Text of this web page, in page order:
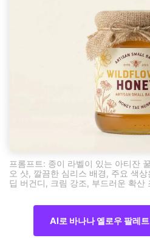
프롬프트: 종이 라벨이 있는 아티잔
오 샷, 깔끔한 심리스 배경, 주요 색
딥 버건디, 크림 강조, 부드러운 확
AI로 바나나 옐로우 팔레